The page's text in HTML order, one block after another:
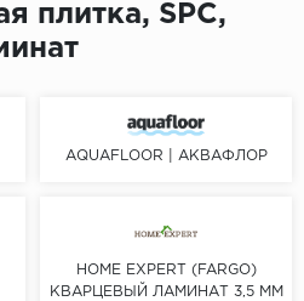
Krontex
Класс
32 класс
33 класс
плитка, SPC,
AQUAFLOOR | АКВАФЛОР
HOME EXPERT (FARGO)
КВАРЦЕВЫЙ ЛАМИНАТ 3,5 ММ